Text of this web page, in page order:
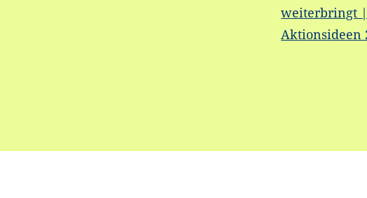
weiterbringt |
Aktionsideen